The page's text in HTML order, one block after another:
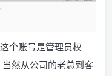
个账号是管理员权
然从公司的老总到客